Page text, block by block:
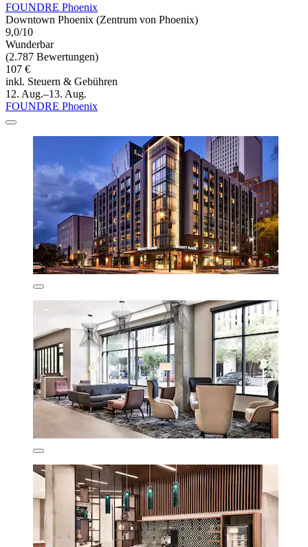
FOUNDRE Phoenix
Downtown Phoenix (Zentrum von Phoenix)
9,0/10
Wunderbar
(2.787 Bewertungen)
107 €
inkl. Steuern & Gebühren
12. Aug.–13. Aug.
FOUNDRE Phoenix